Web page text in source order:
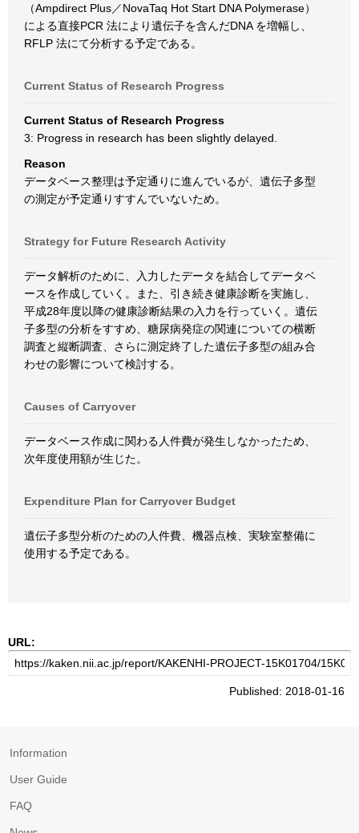
（Ampdirect Plus／NovaTaq Hot Start DNA Polymerase）
による直接PCR 法により遺伝子を含んだDNA を増幅し、
RFLP 法にて分析する予定である。
Current Status of Research Progress
Current Status of Research Progress
3: Progress in research has been slightly delayed.
Reason
データベース整理は予定通りに進んでいるが、遺伝子多型
の測定が予定通りすすんでいないため。
Strategy for Future Research Activity
データ解析のために、入力したデータを結合してデータベ
ースを作成していく。また、引き続き健康診断を実施し、
平成28年度以降の健康診断結果の入力を行っていく。遺伝
子多型の分析をすすめ、糖尿病発症の関連についての横断
調査と縦断調査、さらに測定終了した遺伝子多型の組み合
わせの影響について検討する。
Causes of Carryover
データベース作成に関わる人件費が発生しなかったため、
次年度使用額が生じた。
Expenditure Plan for Carryover Budget
遺伝子多型分析のための人件費、機器点検、実験室整備に
使用する予定である。
URL:
Published: 2018-01-16
Information
User Guide
FAQ